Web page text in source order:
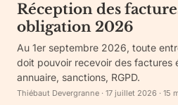
Réception des
obligation 2026
Au 1er septembre 2026, toute
doit pouvoir recevoir des factures
annuaire, sanctions, RGPD.
Thiébaut Devergranne · 17 juillet 2026 · 15